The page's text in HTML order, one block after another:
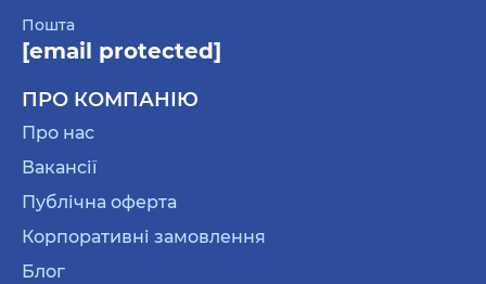
магазину
тваринками. Ці тарілки чудово доповнять
оригінальним подарунком для друзів.
гумором, подарувавши їм оригінальні
настільні аксесуари, як-от кумедні блокноти з
написами чи малюнками..
Настільні ігри
Пошта
[email protected]
ПРО КОМПАНІЮ
Про нас
Вакансії
Публічна оферта
Корпоративні замовлення
Блог